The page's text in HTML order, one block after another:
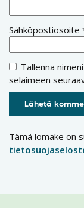
Sähköpostiosoite
Tallenna
selaimeen
Tämä lomake on